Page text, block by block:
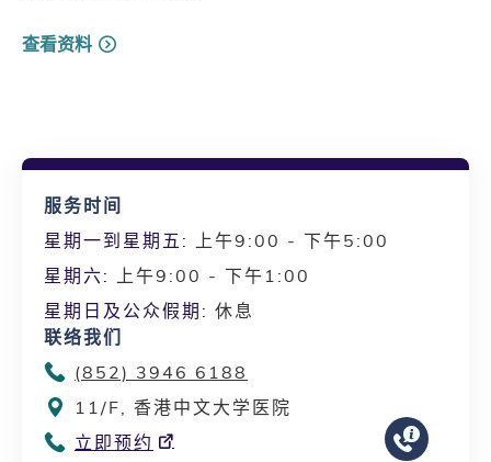
查看资料
服务时间
星期一到星期五: 上午9:00 - 下午5:00
星期六: 上午9:00 - 下午1:00
星期日及公众假期: 休息
联络我们
(852) 3946 6188
11/F, 香港中文大学医院
立即预约